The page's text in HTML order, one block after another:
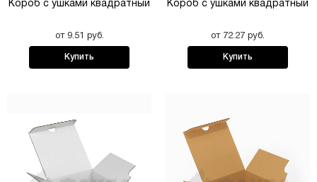
Короб с ушками квадратный
от 9.51 руб.
Купить
Короб с ушками квадратный
от 72.27 руб.
Купить